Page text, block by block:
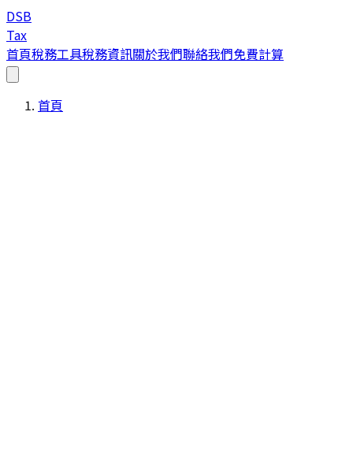
DSB
Tax
首頁稅務工具稅務資訊關於我們聯絡我們免費計算
首頁